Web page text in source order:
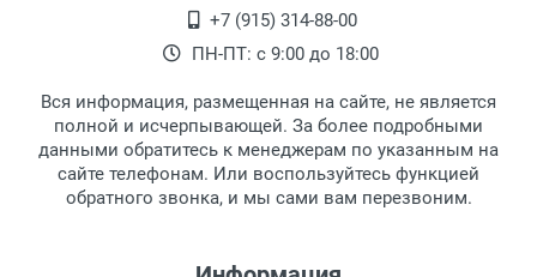
Ширина мостика:
Материал линзы:
Материал оправы:
Материал дужки:
Цвет оправы:
наличными непосредственно на пункте
выдачи товара.
Перечисление средств на расчетный счет.
выдачи, наш менеджер связывается с
клиентом и оповещает о поступлении
товара.
Для получения товара при себе
обязательно иметь паспорт.
Заказ необходимо забрать в течение 3
рабочих дней с момента поступления на
дополнительных расходов за хранение
+7 (915) 314-88-00
ПН-ПТ: с 9:00 до 18:00
Вся информация, размещенная на сайте, не является
полной и исчерпывающей. За более подробными
данными обратитесь к менеджерам по указанным на
сайте телефонам. Или воспользуйтесь функцией
обратного звонка, и мы сами вам перезвоним.